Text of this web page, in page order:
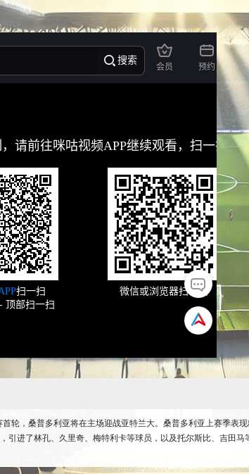
首轮，桑普多利亚将在主场迎战亚特兰大。桑普多利亚上赛季
进了林孔、久里奇、梅特利卡等球员，以及托尔斯比、吉田马